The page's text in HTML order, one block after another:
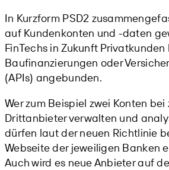
In Kurzform PSD2
auf Kundenkonten und -daten
FinTechs in Zukunft
Baufinanzierungen oder
(APIs) angebunden.
Wer zum Beispiel zwei Konten
Drittanbieter verwalten und
dürfen laut der neuen Richtlinie
Webseite der jeweiligen Banken
Auch wird es neue Anbieter auf